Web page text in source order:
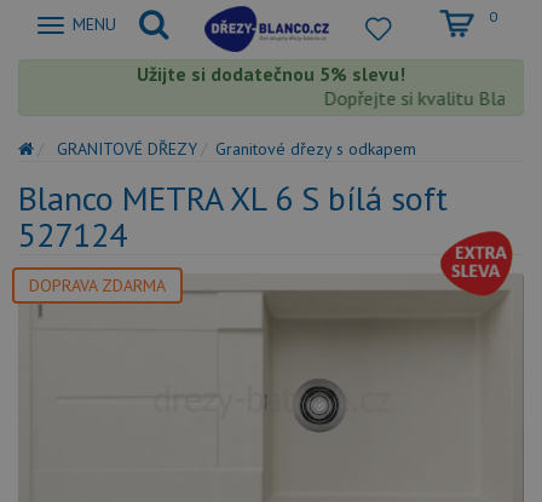
Zobrazit
MENU 0
Užijte si dodatečnou 5% slevu!
Dopřejte si kvalitu Blanco s
GRANITOVÉ DŘEZY Granitové dřezy s odkapem
Blanco METRA XL 6 S bílá soft
527124
DOPRAVA ZDARMA